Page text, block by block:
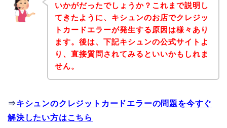
いかがだったでしょうか？これまで説明し
てきたように、キシュンのお店でクレジッ
トカードエラーが発生する原因は様々あり
ます。後は、下記キシュンの公式サイトよ
り、直接質問されてみるといいかもしれま
せん。
⇒キシュンのクレジットカードエラーの問題を今すぐ
解決したい方はこちら